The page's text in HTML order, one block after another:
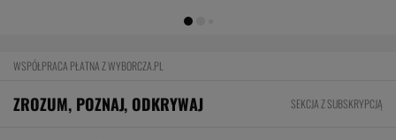
WSPÓŁPRACA PŁATNA Z WYBORCZA.PL
ZROZUM, POZNAJ, ODKRYWAJ SEKCJA Z SUBSKRYPCJĄ